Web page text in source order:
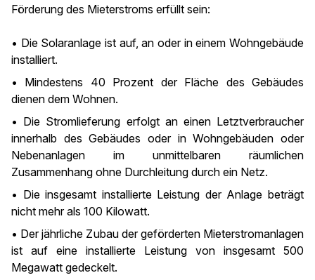
Förderung des Mieterstroms erfüllt sein:
• Die Solaranlage ist auf, an oder in einem Wohngebäude
installiert.
• Mindestens 40 Prozent der Fläche des Gebäudes
dienen dem Wohnen.
• Die Stromlieferung erfolgt an einen Letztverbraucher
innerhalb des Gebäudes oder in Wohngebäuden oder
Nebenanlagen im unmittelbaren räumlichen
Zusammenhang ohne Durchleitung durch ein Netz.
• Die insgesamt installierte Leistung der Anlage beträgt
nicht mehr als 100 Kilowatt.
• Der jährliche Zubau der geförderten Mieterstromanlagen
ist auf eine installierte Leistung von insgesamt 500
Megawatt gedeckelt.